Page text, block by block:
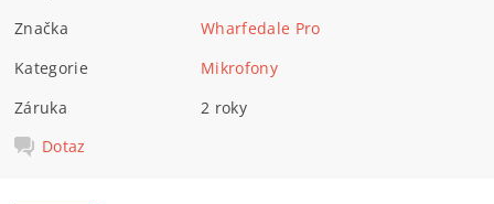
Značka
Wharfedale Pro
Kategorie
Mikrofony
Záruka
2 roky
Dotaz